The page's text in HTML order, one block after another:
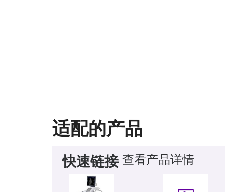
适配的产品
快速链接 查看产品详情